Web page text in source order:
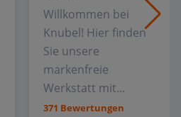
Willkommen bei
Knubel! Hier finden
Sie unsere
markenfreie
Werkstatt mit...
371 Bewertungen